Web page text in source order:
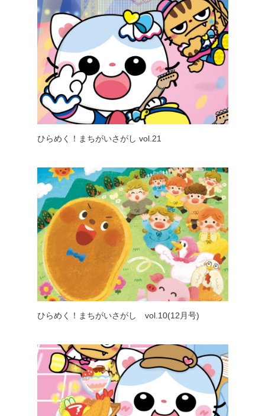
ひらめく！まちがいさがし vol.21
ひらめく！まちがいさがし vol.10(12月号)